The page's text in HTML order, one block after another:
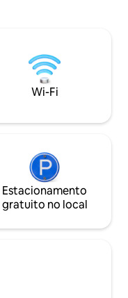
a
também uma
quarto, perfeita
divertirem depois
baralhos e
possa se divertir.
ao mesmo
de até 22
receber grupos
treinamento e
pode desfrutar
e única nesta
totalmente
Wi-Fi
Estacionamento
gratuito no local